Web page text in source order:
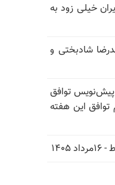
خیلی زود به
احمدرضا شادبختی و
توافق
توافق این هفته